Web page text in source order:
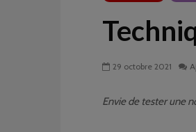
29 octobre 2021
Envie de tester une